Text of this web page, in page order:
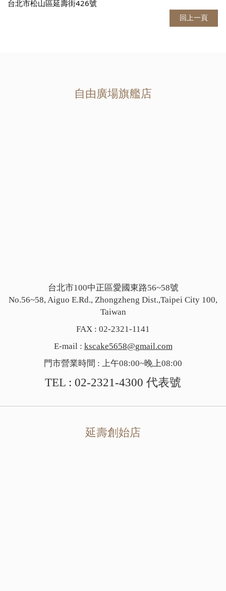
台北市松山區延壽街426號
回上一頁
自由廣場旗艦店
台北市100中正區愛國東路56~58號
No.56~58, Aiguo E.Rd., Zhongzheng Dist.,Taipei City 100,
Taiwan
FAX : 02-2321-1141
E-mail : kscake5658@gmail.com
門市營業時間 : 上午08:00~晚上08:00
TEL : 02-2321-4300 代表號
延壽創始店